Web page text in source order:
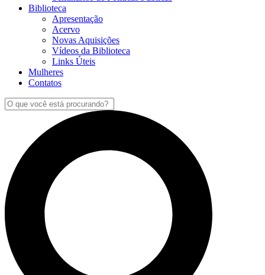
Biblioteca
Apresentação
Acervo
Novas Aquisições
Vídeos da Biblioteca
Links Úteis
Mulheres
Contatos